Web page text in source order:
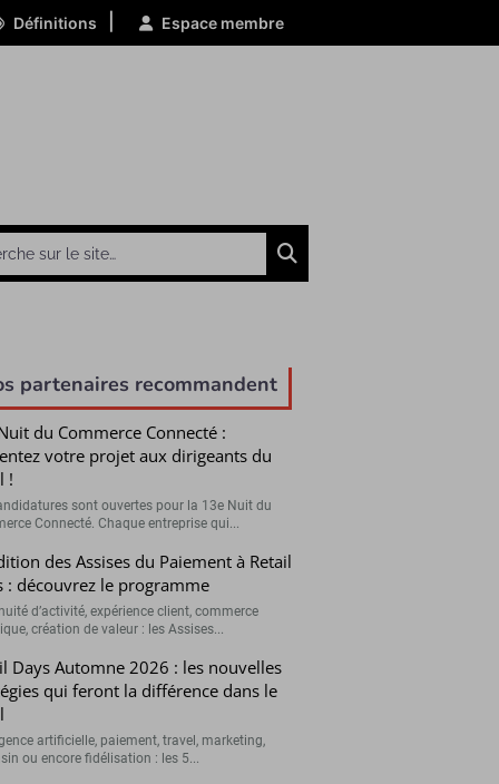
Définitions Espace membre
partenaires recommandent
du Commerce Connecté :
votre projet aux dirigeants du
!
sont ouvertes pour la 13e Nuit du
Connecté. Chaque entreprise qui...
des Assises du Paiement à Retail
: découvrez le programme
d’activité, expérience client, commerce
création de valeur : les Assises...
Days Automne 2026 : les nouvelles
qui feront la différence dans le
artificielle, paiement, travel, marketing,
ou encore fidélisation : les 5...